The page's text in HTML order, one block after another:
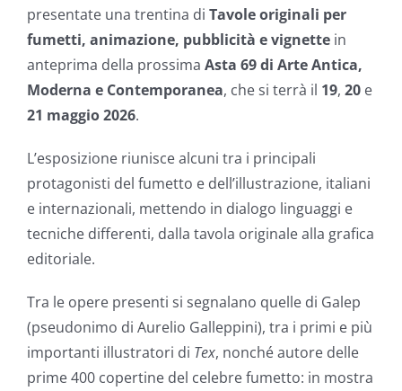
presentate una trentina di Tavole originali per
fumetti, animazione, pubblicità e vignette in
anteprima della prossima Asta 69 di Arte Antica,
Moderna e Contemporanea, che si terrà il 19, 20 e
21 maggio 2026.
L’esposizione riunisce alcuni tra i principali
protagonisti del fumetto e dell’illustrazione, italiani
e internazionali, mettendo in dialogo linguaggi e
tecniche differenti, dalla tavola originale alla grafica
editoriale.
Tra le opere presenti si segnalano quelle di Galep
(pseudonimo di Aurelio Galleppini), tra i primi e più
importanti illustratori di Tex, nonché autore delle
prime 400 copertine del celebre fumetto: in mostra